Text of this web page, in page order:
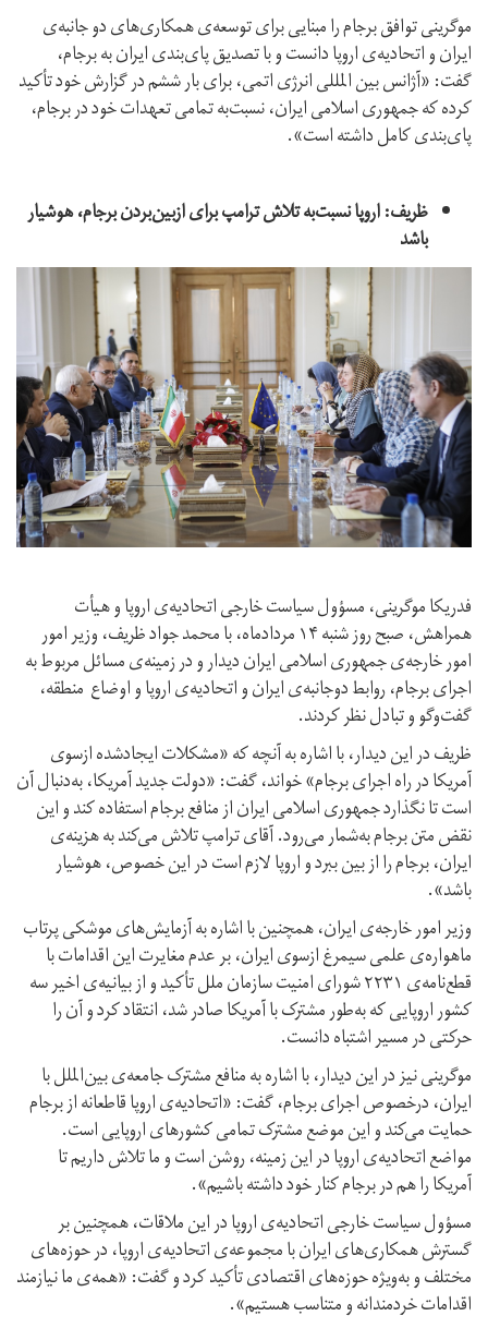
موگرینی توافق برجام را مبنایی برای توسعه‌‌ی همکاری‌های دو جانبه‌ی
ایران و اتحادیه‌ی اروپا دانست و با تصدیق پای‌بندی ایران به برجام،
گفت: «آژانس بین المللی انرژی اتمی، برای بار ششم در گزارش خود تأکید
کرده که جمهوری اسلامی ایران، نسبت‌به تمامی تعهدات خود در برجام،
پای‌بندی کامل داشته است».
ظریف: اروپا نسبت‌به تلاش ترامپ برای ازبین‌بردن برجام، هوشیار
باشد
فدریکا موگرینی، مسؤول سیاست خارجی اتحادیه‌ی اروپا و هیأت
همراهش، صبح روز شنبه ۱۴ مردادماه، با محمد جواد ظریف، وزیر امور
امور خارجه‌ی جمهوری اسلامی ایران دیدار و در زمینه‌ی مسائل مربوط به
اجرای برجام، روابط دوجانبه‌ی ایران و اتحادیه‌ی اروپا و اوضاع منطقه،
گفت‌وگو و تبادل نظر کردند.
ظریف در این دیدار، با اشاره به آنچه که «مشکلات ایجادشده ازسوی
آمریکا در راه اجرای برجام» خواند، گفت: «دولت جدید آمریکا، به‌دنبال آن
است تا نگذارد جمهوری اسلامی ایران از منافع برجام استفاده کند و این
نقض متن برجام به‌شمار می‌رود. آقای ترامپ تلاش می‌کند به هزینه‌ی
ایران، برجام را از بین ببرد و اروپا لازم است در این خصوص، هوشیار
باشد».
وزیر امور خارجه‌ی ایران، همچنین با اشاره به آزمایش‌های موشکی پرتاب
ماهواره‌ی علمی سیمرغ ازسوی ایران، بر عدم مغایرت این اقدامات با
قطع‌نامه‌ی ٢٢٣١ شورای امنیت سازمان ملل تأکید و از بیانیه‌ی اخیر سه
کشور اروپایی که به‌طور مشترک با آمریکا صادر شد، انتقاد کرد و آن را
حرکتی در مسیر اشتباه دانست.
موگرینی نیز در این دیدار، با اشاره به منافع مشترک جامعه‌ی بین‌الملل با
ایران، درخصوص اجرای برجام، گفت: «اتحادیه‌ی اروپا قاطعانه از برجام
حمایت می‌کند و این موضع مشترک تمامی کشورهای اروپایی است.
مواضع اتحادیه‌ی اروپا در این زمینه، روشن است و ما تلاش داریم تا
آمریکا را هم در برجام کنار خود داشته باشیم».
مسؤول سیاست خارجی اتحادیه‌ی اروپا در این ملاقات، همچنین بر
گسترش همکاری‌های ایران با مجموعه‌ی اتحادیه‌ی اروپا، در حوزه‌های
مختلف و به‌ویژه حوزه‌های اقتصادی تأکید کرد و گفت: «همه‌ی ما نیازمند
اقدامات خردمندانه و متناسب هستیم».